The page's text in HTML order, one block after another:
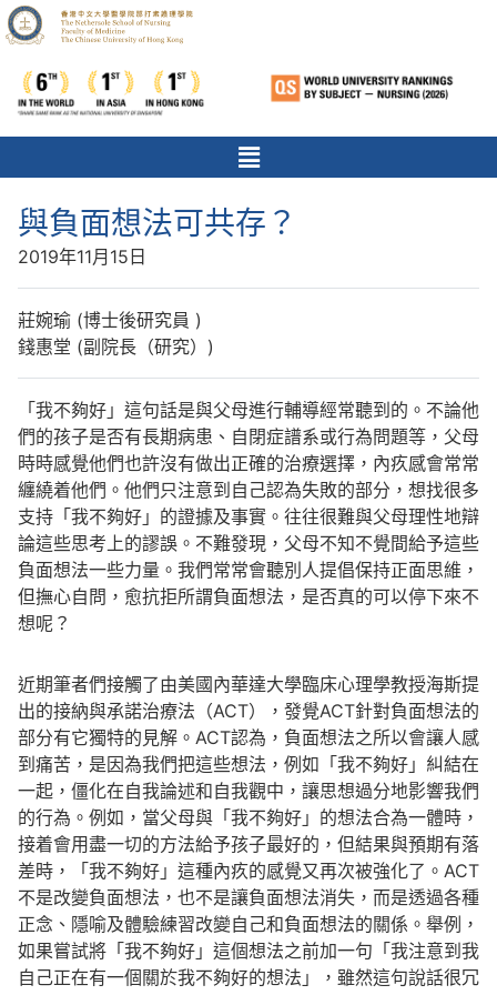
與負面想法可共存？
2019年11月15日
莊婉瑜 (博士後研究員 )
錢惠堂 (副院長（研究）)
「我不夠好」這句話是與父母進行輔導經常聽到的。不論他
們的孩子是否有長期病患、自閉症譜系或行為問題等，父母
時時感覺他們也許沒有做出正確的治療選擇，內疚感會常常
纏繞着他們。他們只注意到自己認為失敗的部分，想找很多
支持「我不夠好」的證據及事實。往往很難與父母理性地辯
論這些思考上的謬誤。不難發現，父母不知不覺間給予這些
負面想法一些力量。我們常常會聽別人提倡保持正面思維，
但撫心自問，愈抗拒所謂負面想法，是否真的可以停下來不
想呢？
近期筆者們接觸了由美國內華達大學臨床心理學教授海斯提
出的接納與承諾治療法（ACT），發覺ACT針對負面想法的
部分有它獨特的見解。ACT認為，負面想法之所以會讓人感
到痛苦，是因為我們把這些想法，例如「我不夠好」糾結在
一起，僵化在自我論述和自我觀中，讓思想過分地影響我們
的行為。例如，當父母與「我不夠好」的想法合為一體時，
接着會用盡一切的方法給予孩子最好的，但結果與預期有落
差時，「我不夠好」這種內疚的感覺又再次被強化了。ACT
不是改變負面想法，也不是讓負面想法消失，而是透過各種
正念、隱喻及體驗練習改變自己和負面想法的關係。舉例，
如果嘗試將「我不夠好」這個想法之前加一句「我注意到我
自己正在有一個關於我不夠好的想法」，雖然這句說話很冗